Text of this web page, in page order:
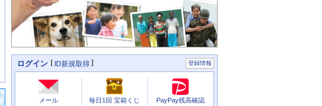
個
人
ログイン ID新規取得 登録情報
あ
た
の
ス
メール 毎日1回 宝箱くじ PayPay残高確認